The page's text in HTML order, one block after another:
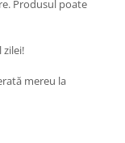
Produsul poate
mereu la